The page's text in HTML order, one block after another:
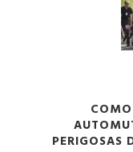
PERIGOSAS